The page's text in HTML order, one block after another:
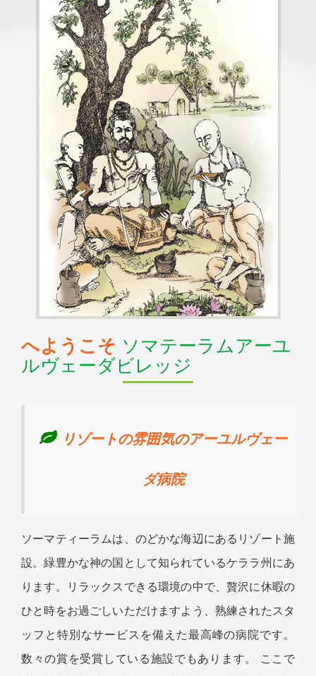
へようこそ ソマテーラムアーユ
ルヴェーダビレッジ
リゾートの雰囲気のアーユルヴェー
ダ病院
ソーマティーラムは、のどかな海辺にあるリゾート施
設。緑豊かな神の国として知られているケララ州にあ
ります。リラックスできる環境の中で、贅沢に休暇の
ひと時をお過ごしいただけますよう、熟練されたスタ
ッフと特別なサービスを備えた最高峰の病院です。
数々の賞を受賞している施設でもあります。 ここで